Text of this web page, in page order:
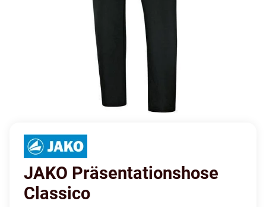
JAKO Präsentationshose
Classico